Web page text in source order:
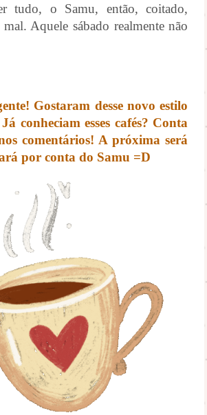
tudo, o Samu, então, coitado,
Aquele sábado realmente não
Gostaram desse novo estilo
conheciam esses cafés? Conta
comentários! A próxima será
por conta do Samu =D